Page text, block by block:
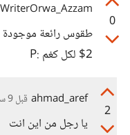
0
WriterOrwa_Azzam
طقوس رائعة موجودة
2$ لكل كغم :P
2
ahmad_aref قبل 9 سنوات
يا رجل من اين انت